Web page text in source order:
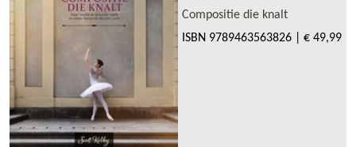
Compositie die knalt
ISBN 9789463563826 € 49,99